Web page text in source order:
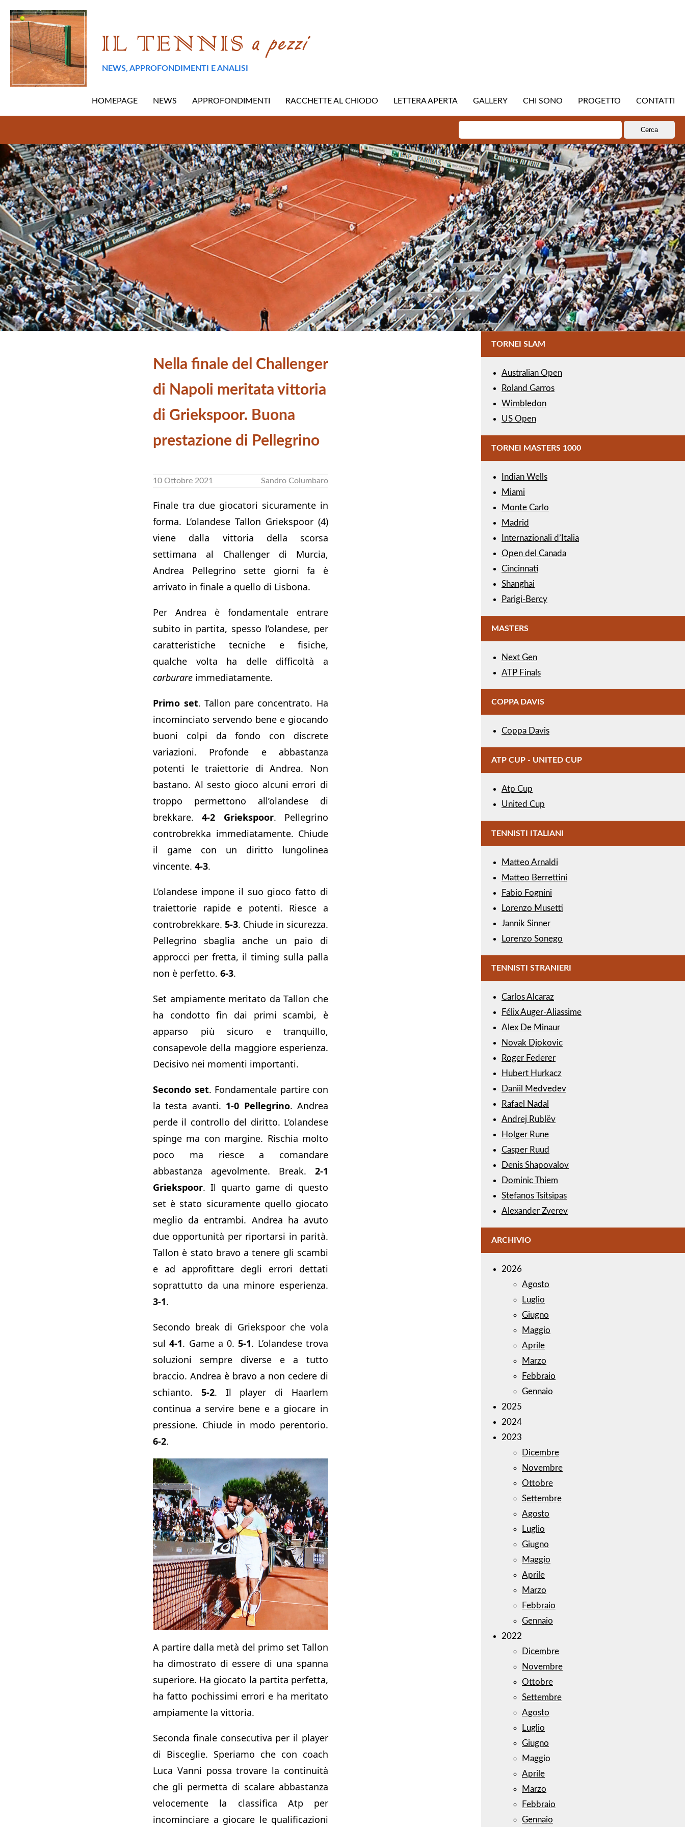
NEWS, APPROFONDIMENTI E ANALISI
HOMEPAGE NEWS APPROFONDIMENTI RACCHETTE AL CHIODO LETTERA APERTA GALLERY CHI SONO PROGETTO CONTATTI
per:
Nella finale del Challenger
di Napoli meritata vittoria
di Griekspoor. Buona
prestazione di Pellegrino
10 Ottobre 2021 Sandro Columbaro
Finale tra due giocatori sicuramente in
forma. L’olandese Tallon Griekspoor (4)
viene dalla vittoria della scorsa
settimana al Challenger di Murcia,
Andrea Pellegrino sette giorni fa è
arrivato in finale a quello di Lisbona.
Per Andrea è fondamentale entrare
subito in partita, spesso l’olandese, per
caratteristiche tecniche e fisiche,
qualche volta ha delle difficoltà a
carburare immediatamente.
Primo set. Tallon pare concentrato. Ha
incominciato servendo bene e giocando
buoni colpi da fondo con discrete
variazioni. Profonde e abbastanza
potenti le traiettorie di Andrea. Non
bastano. Al sesto gioco alcuni errori di
troppo permettono all’olandese di
brekkare.4-2 Griekspoor. Pellegrino
controbrekka immediatamente. Chiude
il game con un diritto lungolinea
vincente. 4-3.
L’olandese impone il suo gioco fatto di
traiettorie rapide e potenti. Riesce a
controbrekkare. 5-3. Chiude in sicurezza.
Pellegrino sbaglia anche un paio di
approcci per fretta, il timing sulla palla
non è perfetto. 6-3.
Set ampiamente meritato da Tallon che
ha condotto fin dai primi scambi, è
apparso più sicuro e tranquillo,
consapevole della maggiore esperienza.
Decisivo nei momenti importanti.
Secondo set. Fondamentale partire con
la testa avanti. 1-0 Pellegrino. Andrea
perde il controllo del diritto. L’olandese
spinge ma con margine. Rischia molto
poco ma riesce a comandare
abbastanza agevolmente. Break. 2-1
Griekspoor. Il quarto game di questo
set è stato sicuramente quello giocato
meglio da entrambi. Andrea ha avuto
due opportunità per riportarsi in parità.
Tallon è stato bravo a tenere gli scambi
e ad approfittare degli errori dettati
soprattutto da una minore esperienza.
3-1.
Secondo break di Griekspoor che vola
sul4-1. Game a 0.5-1. L’olandese trova
soluzioni sempre diverse e a tutto
braccio. Andrea è bravo a non cedere di
schianto. 5-2. Il player di Haarlem
continua a servire bene e a giocare in
pressione. Chiude in modo perentorio.
6-2.
A partire dalla metà del primo set Tallon
ha dimostrato di essere di una spanna
superiore. Ha giocato la partita perfetta,
ha fatto pochissimi errori e ha meritato
ampiamente la vittoria.
Seconda finale consecutiva per il player
di Bisceglie. Speriamo che con coach
Luca Vanni possa trovare la continuità
che gli permetta di scalare abbastanza
velocemente la classifica Atp per
incominciare a giocare le qualificazioni
TORNEI SLAM
Australian Open
Roland Garros
Wimbledon
US Open
TORNEI MASTERS 1000
Indian Wells
Miami
Monte Carlo
Madrid
Internazionali d’Italia
Open del Canada
Cincinnati
Shanghai
Parigi-Bercy
MASTERS
Next Gen
ATP Finals
COPPA DAVIS
Coppa Davis
ATP CUP - UNITED CUP
Atp Cup
United Cup
TENNISTI ITALIANI
Matteo Arnaldi
Matteo Berrettini
Fabio Fognini
Lorenzo Musetti
Jannik Sinner
Lorenzo Sonego
TENNISTI STRANIERI
Carlos Alcaraz
Félix Auger-Aliassime
Alex De Minaur
Novak Djokovic
Roger Federer
Hubert Hurkacz
Daniil Medvedev
Rafael Nadal
Andrej Rublëv
Holger Rune
Casper Ruud
Denis Shapovalov
Dominic Thiem
Stefanos Tsitsipas
Alexander Zverev
ARCHIVIO
2026
Agosto
Luglio
Giugno
Maggio
Aprile
Marzo
Febbraio
Gennaio
2025
2024
2023
Dicembre
Novembre
Ottobre
Settembre
Agosto
Luglio
Giugno
Maggio
Aprile
Marzo
Febbraio
Gennaio
2022
Dicembre
Novembre
Ottobre
Settembre
Agosto
Luglio
Giugno
Maggio
Aprile
Marzo
Febbraio
Gennaio